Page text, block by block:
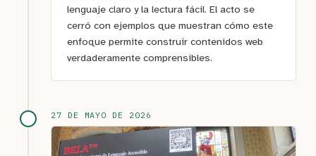
lenguaje claro y la lectura fácil. El acto se
cerró con ejemplos que muestran cómo este
enfoque permite construir contenidos web
verdaderamente comprensibles.
27 DE MAYO DE 2026